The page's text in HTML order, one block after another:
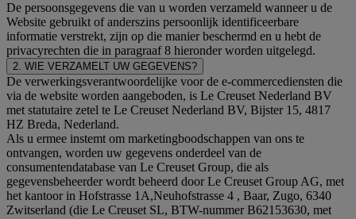
De persoonsgegevens die van u worden verzameld wanneer u de
Website gebruikt of anderszins persoonlijk identificeerbare
informatie verstrekt, zijn op die manier beschermd en u hebt de
privacyrechten die in paragraaf 8 hieronder worden uitgelegd.
2. WIE VERZAMELT UW GEGEVENS?
De verwerkingsverantwoordelijke voor de e-commercediensten die
via de website worden aangeboden, is Le Creuset Nederland BV
met statutaire zetel te Le Creuset Nederland BV, Bijster 15, 4817
HZ Breda, Nederland.
Als u ermee instemt om marketingboodschappen van ons te
ontvangen, worden uw gegevens onderdeel van de
consumentendatabase van Le Creuset Group, die als
gegevensbeheerder wordt beheerd door Le Creuset Group AG, met
het kantoor in Hofstrasse 1A,Neuhofstrasse 4 , Baar, Zugo, 6340
Zwitserland (die Le Creuset SL, BTW-nummer B62153630, met